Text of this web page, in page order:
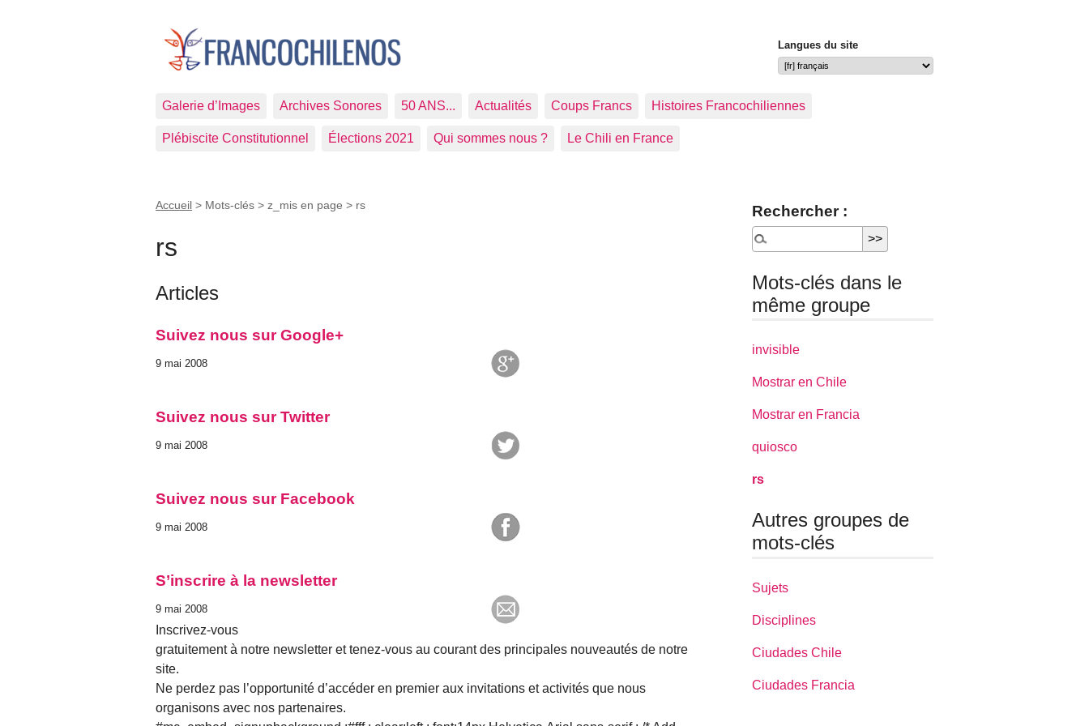
Langues du site
Galerie d’Images Archives Sonores 50 ANS... Actualités Coups Francs Histoires Francochiliennes
Plébiscite Constitutionnel Élections 2021 Qui sommes nous ? Le Chili en France
Accueil > Mots-clés > z_mis en page > rs
rs
Articles
Suivez nous sur Google+
9 mai 2008
Suivez nous sur Twitter
9 mai 2008
Suivez nous sur Facebook
9 mai 2008
S’inscrire à la newsletter
9 mai 2008
Inscrivez-vous
gratuitement à notre newsletter et tenez-vous au courant des principales nouveautés de notre
site.
Ne perdez pas l’opportunité d’accéder en premier aux invitations et activités que nous
organisons avec nos partenaires.
Rechercher :
Mots-clés dans le
même groupe
invisible
Mostrar en Chile
Mostrar en Francia
quiosco
rs
Autres groupes de
mots-clés
Sujets
Disciplines
Ciudades Chile
Ciudades Francia